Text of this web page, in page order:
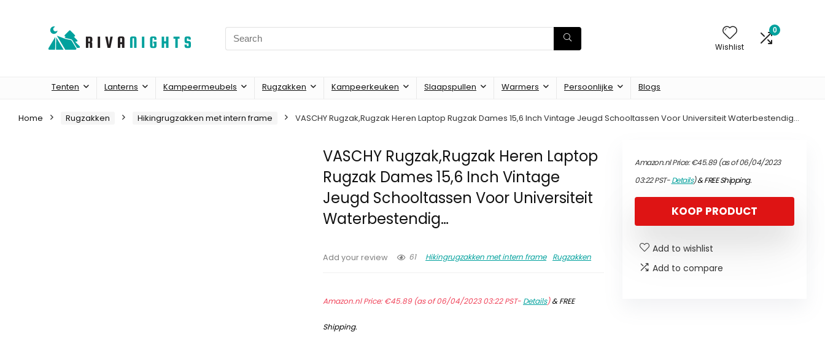
Search
for:
Wishlist
0
Tenten Lanterns Kampeermeubels Rugzakken Kampeerkeuken Slaapspullen Warmers Persoonlijke Blogs
Home Rugzakken Hikingrugzakken met intern frame VASCHY Rugzak,Rugzak Heren Laptop Rugzak Dames 15,6 Inch Vintage Jeugd Schooltassen Voor Universiteit Waterbestendig…
VASCHY Rugzak,Rugzak Heren Laptop
Rugzak Dames 15,6 Inch Vintage
Jeugd Schooltassen Voor Universiteit
Waterbestendig…
Add your review 61 Hikingrugzakken met intern frame Rugzakken
Amazon.nl Price:€45.89(as of 06/04/2023 03:22 PST- Details)&FREE
Shipping.
Amazon.nl Price:€45.89(as of 06/04/2023
03:22 PST-Details)&FREE Shipping.
KOOP PRODUCT
Add to wishlist
Add to compare